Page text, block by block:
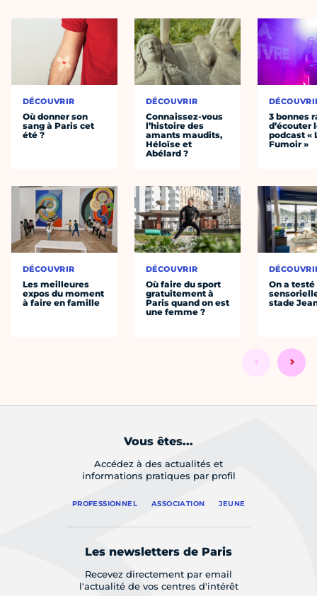
DÉCOUVRIR
Où donner son
sang à Paris cet
été ?
DÉCOUVRIR
Les meilleures
expos du moment
à faire en famille
DÉCOUVRIR
Connaissez-vous
l’histoire des
amants maudits,
Héloïse et
Abélard ?
DÉCOUVRIR
Où faire du sport
gratuitement à
Paris quand on est
une femme ?
3 bonnes
d’écouter
podcast «
Fumoir »
On a
stade
Vous êtes...
Accédez à des actualités et
informations pratiques par profil
PROFESSIONNEL ASSOCIATION JEUNE
Les newsletters de Paris
Recevez directement par email
l'actualité de vos centres d'intérêt